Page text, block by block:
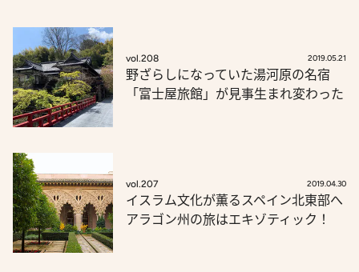
vol.208 2019.05.21
野ざらしになっていた湯河原の名宿
「富士屋旅館」が見事生まれ変わった
vol.207 2019.04.30
イスラム文化が薫るスペイン北東部へ
アラゴン州の旅はエキゾティック！